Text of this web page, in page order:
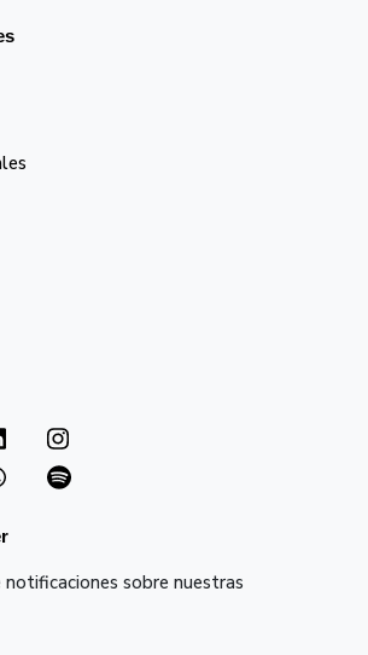
notificaciones sobre nuestras